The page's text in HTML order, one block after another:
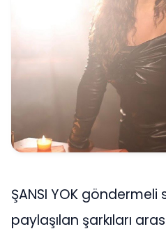
ŞANSI YOK göndermeli
paylaşılan şarkıları